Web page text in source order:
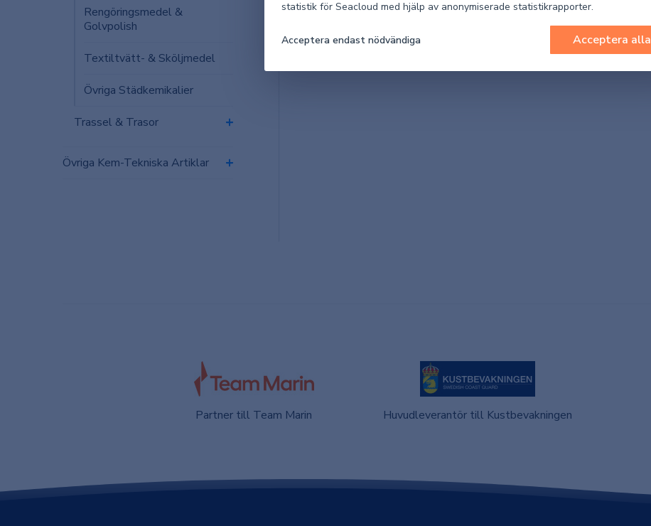
statistik för Seacloud med hjälp av anonymiserade statistikrapporter.
Acceptera endast nödvändiga Acceptera alla
Rengöringsmedel &
Golvpolish
Textiltvätt- & Sköljmedel
Övriga Städkemikalier
Trassel & Trasor
Övriga Kem-Tekniska Artiklar
Partner till Team Marin Huvudleverantör till Kustbevakningen